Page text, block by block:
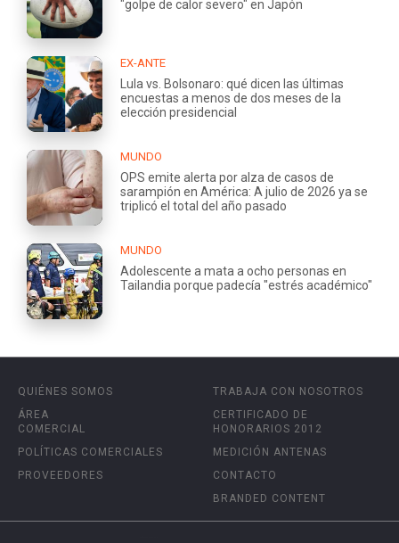
"golpe de calor severo" en Japón
EX-ANTE
Lula vs. Bolsonaro: qué dicen las últimas
encuestas a menos de dos meses de la
elección presidencial
MUNDO
OPS emite alerta por alza de casos de
sarampión en América: A julio de 2026 ya se
triplicó el total del año pasado
MUNDO
Adolescente a mata a ocho personas en
Tailandia porque padecía "estrés académico"
QUIÉNES SOMOS
ÁREA
COMERCIAL
POLÍTICAS COMERCIALES
PROVEEDORES
TRABAJA CON NOSOTROS
CERTIFICADO DE
HONORARIOS 2012
MEDICIÓN ANTENAS
CONTACTO
BRANDED CONTENT